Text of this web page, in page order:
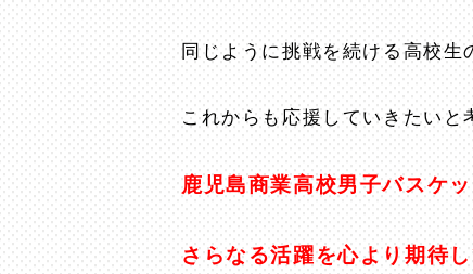
同じように挑戦を続ける高校生
これからも応援していきたいと
鹿児島商業高校男子バスケ
さらなる活躍を心より期待